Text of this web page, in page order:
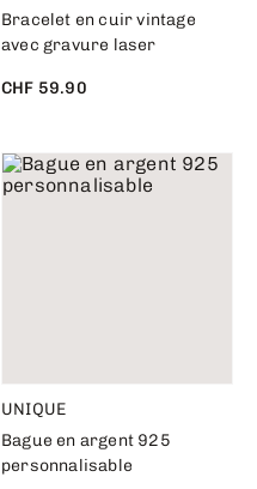
Bracelet en cuir vintage
avec gravure laser
CHF 59.90
UNIQUE
Bague en argent 925
personnalisable